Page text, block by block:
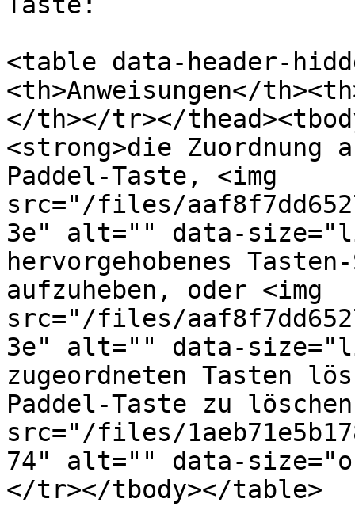
<table data-header-
<th>Anweisungen</
</th></tr></
<strong>die Zuordnung
Paddel-Taste, <img
src="/files/
3e" alt="" data-
hervorgehobenes
aufzuheben, oder <img
src="/files/
3e" alt="" data-
zugeordneten Tasten
Paddel-Taste zu
src="/files/
74" alt="" data-
</tr></tbody></table>